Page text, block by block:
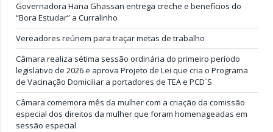
Governadora Hana Ghassan entrega creche e benefícios do
“Bora Estudar” a Curralinho
Vereadores reúnem para traçar metas de trabalho
Câmara realiza sétima sessão ordinária do primeiro período
legislativo de 2026 e aprova Projeto de Lei que cria o Programa
de Vacinação Domiciliar a portadores de TEA e PCD`S
Câmara comemora mês da mulher com a criação da comissão
especial dos direitos da mulher que foram homenageadas em
sessão especial